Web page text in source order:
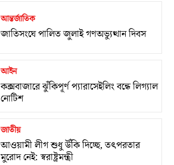
আন্তর্জাতিক
জাতিসংঘে পালিত জুলাই গণঅভ্যুত্থান দিবস
আইন
কক্সবাজারে ঝুঁকিপূর্ণ প্যারাসেইলিং বন্ধে লিগ্যাল
নোটিশ
জাতীয়
আওয়ামী লীগ শুধু উঁকি দিচ্ছে, তৎপরতার
মুরোদ নেই: স্বরাষ্ট্রমন্ত্রী